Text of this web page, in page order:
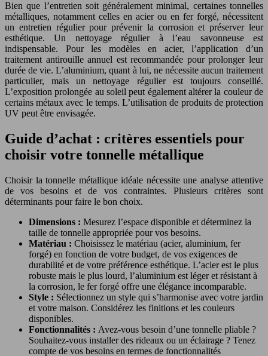
Bien que l’entretien soit généralement minimal, certaines tonnelles
métalliques, notamment celles en acier ou en fer forgé, nécessitent
un entretien régulier pour prévenir la corrosion et préserver leur
esthétique. Un nettoyage régulier à l’eau savonneuse est
indispensable. Pour les modèles en acier, l’application d’un
traitement antirouille annuel est recommandée pour prolonger leur
durée de vie. L’aluminium, quant à lui, ne nécessite aucun traitement
particulier, mais un nettoyage régulier est toujours conseillé.
L’exposition prolongée au soleil peut également altérer la couleur de
certains métaux avec le temps. L’utilisation de produits de protection
UV peut être envisagée.
Guide d’achat : critères essentiels pour
choisir votre tonnelle métallique
Choisir la tonnelle métallique idéale nécessite une analyse attentive
de vos besoins et de vos contraintes. Plusieurs critères sont
déterminants pour faire le bon choix.
Dimensions : Mesurez l’espace disponible et déterminez la
taille de tonnelle appropriée pour vos besoins.
Matériau : Choisissez le matériau (acier, aluminium, fer
forgé) en fonction de votre budget, de vos exigences de
durabilité et de votre préférence esthétique. L’acier est le plus
robuste mais le plus lourd, l’aluminium est léger et résistant à
la corrosion, le fer forgé offre une élégance incomparable.
Style : Sélectionnez un style qui s’harmonise avec votre jardin
et votre maison. Considérez les finitions et les couleurs
disponibles.
Fonctionnalités : Avez-vous besoin d’une tonnelle pliable ?
Souhaitez-vous installer des rideaux ou un éclairage ? Tenez
compte de vos besoins en termes de fonctionnalités